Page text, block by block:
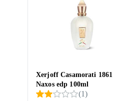
Xerjoff Casamorati 1861
Naxos edp 100ml
(1)